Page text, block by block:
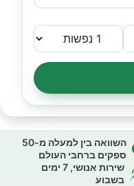
השוואה בין למעלה מ-50
ספקים ברחבי העולם
שירות אנושי, 7 ימים
בשבוע